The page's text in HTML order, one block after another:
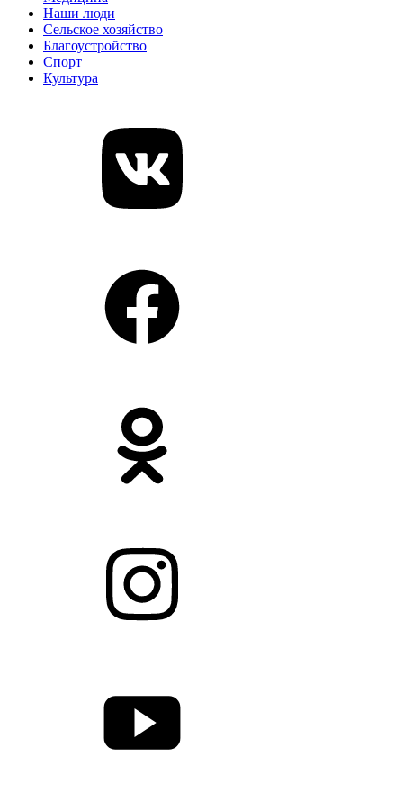
Наши люди
Сельское хозяйство
Благоустройство
Спорт
Культура